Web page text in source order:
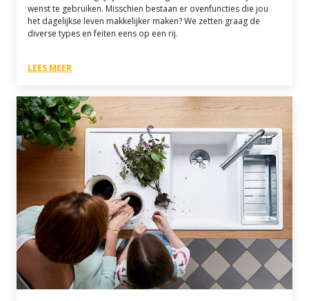
wenst te gebruiken. Misschien bestaan er ovenfuncties die jou
het dagelijkse leven makkelijker maken? We zetten graag de
diverse types en feiten eens op een rij.
LEES MEER